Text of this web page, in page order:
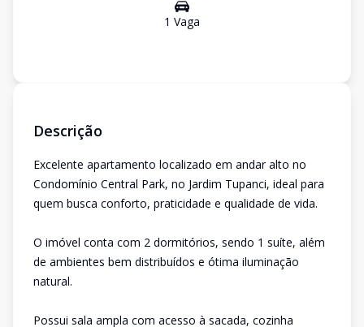
1 Vaga
Descrição
Excelente apartamento localizado em andar alto no
Condomínio Central Park, no Jardim Tupanci, ideal para
quem busca conforto, praticidade e qualidade de vida.
O imóvel conta com 2 dormitórios, sendo 1 suíte, além
de ambientes bem distribuídos e ótima iluminação
natural.
Possui sala ampla com acesso à sacada, cozinha